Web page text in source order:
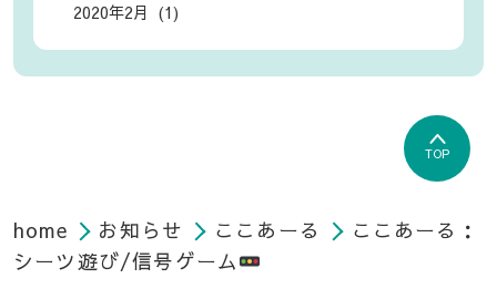
2020年2月 (1)
TOP
home お知らせ ここあーる
ここあーる：
シーツ遊び/信号ゲーム